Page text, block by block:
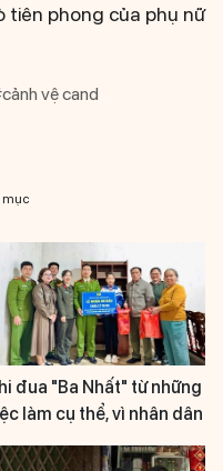
tiên phong của phụ nữ
vệ cand
mục
đua "Ba Nhất" từ những
làm cụ thể, vì nhân dân